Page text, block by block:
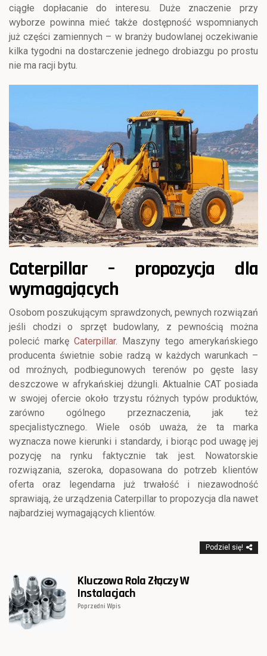
ciągłe dopłacanie do interesu. Duże znaczenie przy
wyborze powinna mieć także dostępność wspomnianych
już części zamiennych – w branży budowlanej oczekiwanie
kilka tygodni na dostarczenie jednego drobiazgu po prostu
nie ma racji bytu.
Caterpillar – propozycja dla
wymagających
Osobom poszukującym sprawdzonych, pewnych rozwiązań
jeśli chodzi o sprzęt budowlany, z pewnością można
polecić markę Caterpillar. Maszyny tego amerykańskiego
producenta świetnie sobie radzą w każdych warunkach –
od mroźnych, podbiegunowych terenów po gęste lasy
deszczowe w afrykańskiej dżungli. Aktualnie CAT posiada
w swojej ofercie około trzystu różnych typów produktów,
zarówno ogólnego przeznaczenia, jak też
specjalistycznego. Wiele osób uważa, że ta marka
wyznacza nowe kierunki i standardy, i biorąc pod uwagę jej
pozycję na rynku faktycznie tak jest. Nowatorskie
rozwiązania, szeroka, dopasowana do potrzeb klientów
oferta oraz legendarna już trwałość i niezawodność
sprawiają, że urządzenia Caterpillar to propozycja dla nawet
najbardziej wymagających klientów.
Podziel się!
Kluczowa Rola Złączy W
Instalacjach
Poprzedni Wpis